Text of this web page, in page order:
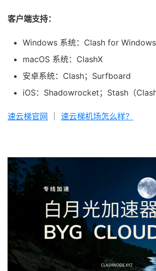
客户端支持：
Windows 系统：Clash for Windows
macOS 系统：ClashX
安卓系统：Clash；Surfboard
iOS：Shadowrocket；Stash（
速云梯官网 速云梯机场怎么样？